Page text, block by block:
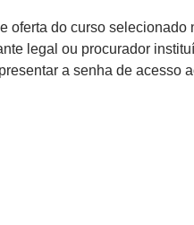
oferta do curso selecionado
legal ou procurador
a senha de acesso